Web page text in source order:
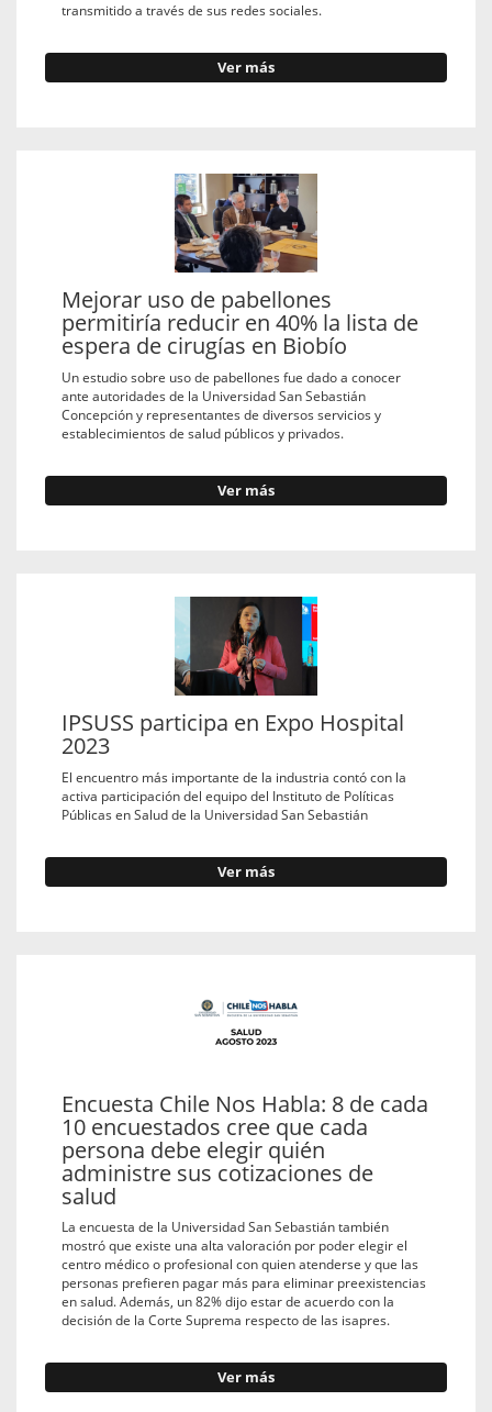
transmitido a través de sus redes sociales.
Ver más
Mejorar uso de pabellones
permitiría reducir en 40% la lista de
espera de cirugías en Biobío
Un estudio sobre uso de pabellones fue dado a conocer
ante autoridades de la Universidad San Sebastián
Concepción y representantes de diversos servicios y
establecimientos de salud públicos y privados.
Ver más
IPSUSS participa en Expo Hospital
2023
El encuentro más importante de la industria contó con la
activa participación del equipo del Instituto de Políticas
Públicas en Salud de la Universidad San Sebastián
Ver más
Encuesta Chile Nos Habla: 8 de cada
10 encuestados cree que cada
persona debe elegir quién
administre sus cotizaciones de
salud
La encuesta de la Universidad San Sebastián también
mostró que existe una alta valoración por poder elegir el
centro médico o profesional con quien atenderse y que las
personas prefieren pagar más para eliminar preexistencias
en salud. Además, un 82% dijo estar de acuerdo con la
decisión de la Corte Suprema respecto de las isapres.
Ver más